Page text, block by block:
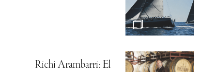
Richi Arambarri: El